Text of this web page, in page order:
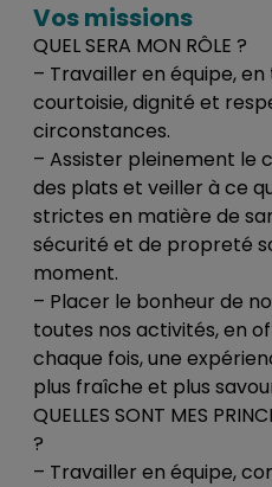
Vos missions
QUEL SERA MON RÔLE ?
– Travailler en équipe,
courtoisie, dignité et
circonstances.
– Assister pleinement le
des plats et veiller à ce
strictes en matière de
sécurité et de propreté
moment.
– Placer le bonheur de
toutes nos activités, en
chaque fois, une
plus fraîche et plus
QUELLES SONT MES
?
– Travailler en équipe,